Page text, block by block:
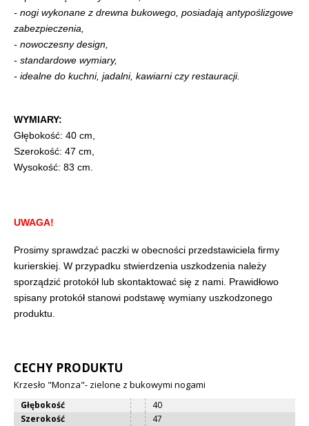
- nogi wykonane z drewna bukowego, posiadają antypoślizgowe
zabezpieczenia,
- nowoczesny design,
- standardowe wymiary,
- idealne do kuchni, jadalni, kawiarni czy restauracji.
WYMIARY:
Głębokość: 40 cm,
Szerokość: 47 cm,
Wysokość: 83 cm.
UWAGA!
Prosimy sprawdzać paczki w obecności przedstawiciela firmy
kurierskiej. W przypadku stwierdzenia uszkodzenia należy
sporządzić protokół lub skontaktować się z nami. Prawidłowo
spisany protokół stanowi podstawę wymiany uszkodzonego
produktu.
CECHY PRODUKTU
Krzesło "Monza"- zielone z bukowymi nogami
Głębokość
40
Szerokość
47